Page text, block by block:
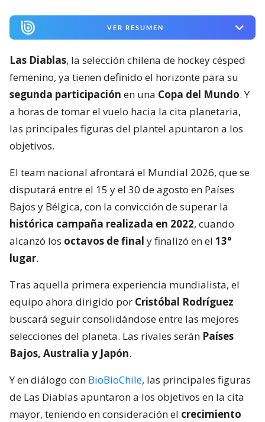
VER RESUMEN
Las Diablas, la selección chilena de hockey césped
femenino, ya tienen definido el horizonte para su
segunda participación en una Copa del Mundo. Y
a horas de tomar el vuelo hacia la cita planetaria,
las principales figuras del plantel apuntaron a los
objetivos.
El team nacional afrontará el Mundial 2026, que se
disputará entre el 15 y el 30 de agosto en Países
Bajos y Bélgica, con la convicción de superar la
histórica campaña realizada en 2022, cuando
alcanzó los octavos de final y finalizó en el 13°
lugar.
Tras aquella primera experiencia mundialista, el
equipo ahora dirigido por Cristóbal Rodríguez
buscará seguir consolidándose entre las mejores
selecciones del planeta. Las rivales serán Países
Bajos, Australia y Japón.
Y en diálogo con BioBioChile, las principales figuras
de Las Diablas apuntaron a los objetivos en la cita
mayor, teniendo en consideración el crecimiento